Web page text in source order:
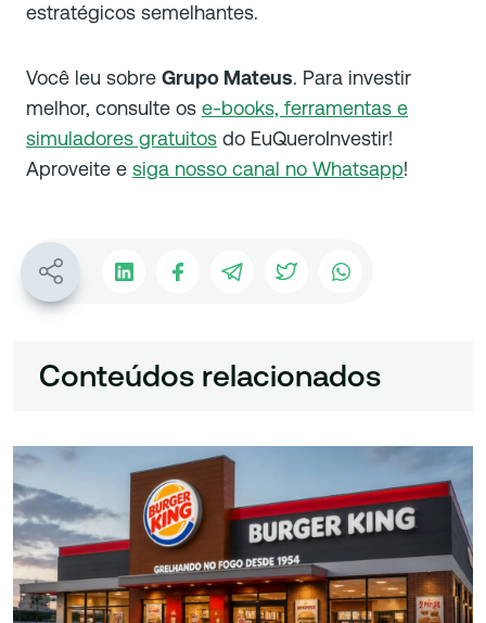
estratégicos semelhantes.
Você leu sobre Grupo Mateus. Para investir
melhor, consulte os e-books, ferramentas e
simuladores gratuitos do EuQueroInvestir!
Aproveite e siga nosso canal no Whatsapp!
Conteúdos relacionados